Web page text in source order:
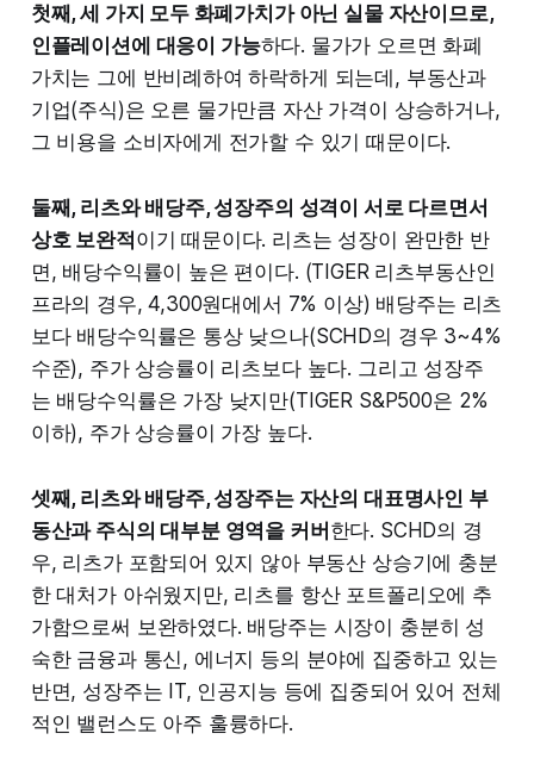
첫째, 세 가지 모두 화폐가치가 아닌 실물 자산이므로,
인플레이션에 대응이 가능하다. 물가가 오르면 화폐
가치는 그에 반비례하여 하락하게 되는데, 부동산과
기업(주식)은 오른 물가만큼 자산 가격이 상승하거나,
그 비용을 소비자에게 전가할 수 있기 때문이다.
둘째, 리츠와 배당주, 성장주의 성격이 서로 다르면서
상호 보완적이기 때문이다. 리츠는 성장이 완만한 반
면, 배당수익률이 높은 편이다. (TIGER 리츠부동산인
프라의 경우, 4,300원대에서 7% 이상) 배당주는 리츠
보다 배당수익률은 통상 낮으나(SCHD의 경우 3~4%
수준), 주가 상승률이 리츠보다 높다. 그리고 성장주
는 배당수익률은 가장 낮지만(TIGER S&P500은 2%
이하), 주가 상승률이 가장 높다.
셋째, 리츠와 배당주, 성장주는 자산의 대표명사인 부
동산과 주식의 대부분 영역을 커버 한다. SCHD의 경
우, 리츠가 포함되어 있지 않아 부동산 상승기에 충분
한 대처가 아쉬웠지만, 리츠를 항산 포트폴리오에 추
가함으로써 보완하였다. 배당주는 시장이 충분히 성
숙한 금융과 통신, 에너지 등의 분야에 집중하고 있는
반면, 성장주는 IT, 인공지능 등에 집중되어 있어 전체
적인 밸런스도 아주 훌륭하다.